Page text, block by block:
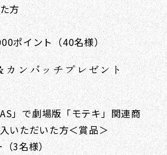
方
ポイント（40名様）
カンバッチプレゼント
」で劇場版「モテキ」関連商
いただいた方＜賞品＞
3名様）